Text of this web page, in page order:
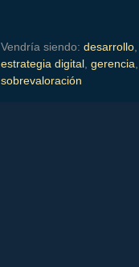
Vendría siendo: desarrollo
estrategia digital gerencia
sobrevaloración